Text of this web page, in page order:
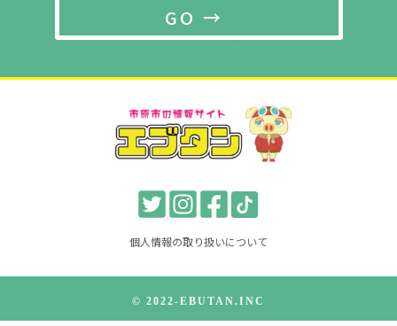
GO →
個人情報の取り扱いについて
© 2022-EBUTAN.INC